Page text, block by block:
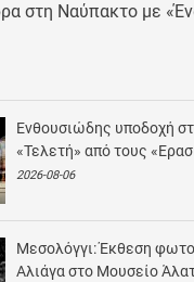
στη Ναύπακτο με
Ενθουσιώδης υποδοχή
«Τελετή» από τους
2026-08-06
Μεσολόγγι: Έκθεση
Αλιάγα στο Μουσείο